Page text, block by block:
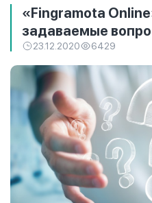
«Fingramota
задаваемые
23.12.2020 6429